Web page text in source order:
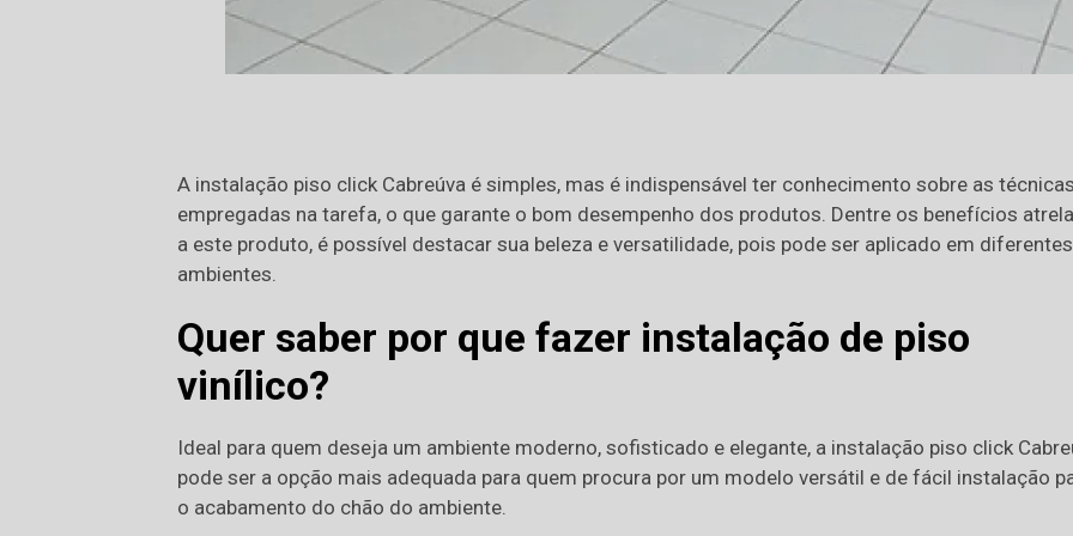
A instalação piso click Cabreúva é simples, mas é indispensável ter conhecimento sobre as técnicas
empregadas na tarefa, o que garante o bom desempenho dos produtos. Dentre os benefícios
a este produto, é possível destacar sua beleza e versatilidade, pois pode ser aplicado em diferentes
ambientes.
Quer saber por que fazer instalação de piso
vinílico?
Ideal para quem deseja um ambiente moderno, sofisticado e elegante, a instalação piso click
pode ser a opção mais adequada para quem procura por um modelo versátil e de fácil instalação
o acabamento do chão do ambiente.